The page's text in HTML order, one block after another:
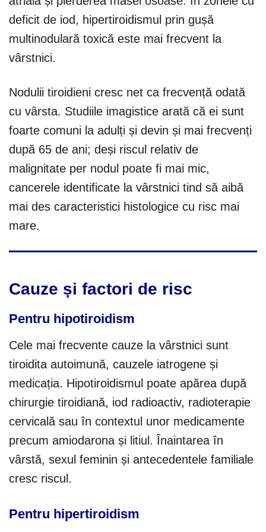
deficit de iod, hipertiroidismul prin gușă
multinodulară toxică este mai frecvent la
vârstnici.
Nodulii tiroidieni cresc net ca frecvență odată
cu vârsta. Studiile imagistice arată că ei sunt
foarte comuni la adulți și devin și mai frecvenți
după 65 de ani; deși riscul relativ de
malignitate per nodul poate fi mai mic,
cancerele identificate la vârstnici tind să aibă
mai des caracteristici histologice cu risc mai
mare.
Cauze și factori de risc
Pentru hipotiroidism
Cele mai frecvente cauze la vârstnici sunt
tiroidita autoimună, cauzele iatrogene și
medicația. Hipotiroidismul poate apărea după
chirurgie tiroidiană, iod radioactiv, radioterapie
cervicală sau în contextul unor medicamente
precum amiodarona și litiul. Înaintarea în
vârstă, sexul feminin și antecedentele familiale
cresc riscul.
Pentru hipertiroidism